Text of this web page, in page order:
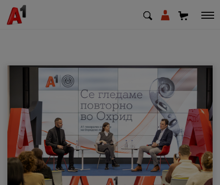
МК SQ
Приватни Деловни
Поддршка